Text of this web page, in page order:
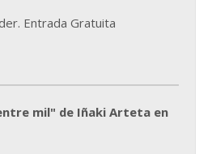
Entrada Gratuita
mil" de Iñaki Arteta en